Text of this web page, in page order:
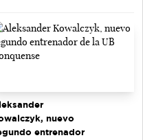
nuevo
entrenador